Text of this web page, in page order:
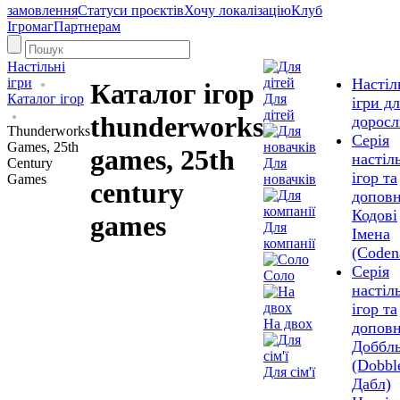
замовленняСтатуси проєктівХочу локалізаціюКлуб
ІгромагПартнерам
Настільні
ігри
Каталог ігор
Thunderworks
Games, 25th
Century
Games
Каталог ігор
thunderworks
games, 25th
century
games
Для
дітей
Для
новачків
Для
компанії
Соло
На двох
Для сім'ї
ігри
Серія
ігор та
Кодові
Імена
Серія
ігор та
Дабл)